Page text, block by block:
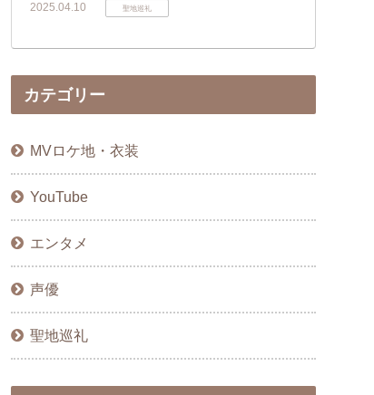
2025.04.10 聖地巡礼
カテゴリー
MVロケ地・衣装
YouTube
エンタメ
声優
聖地巡礼